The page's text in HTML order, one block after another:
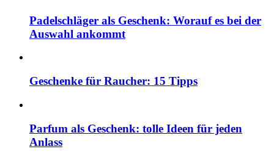
Padelschläger als Geschenk: Worauf es bei der
Auswahl ankommt
Geschenke für Raucher: 15 Tipps
Parfum als Geschenk: tolle Ideen für jeden
Anlass